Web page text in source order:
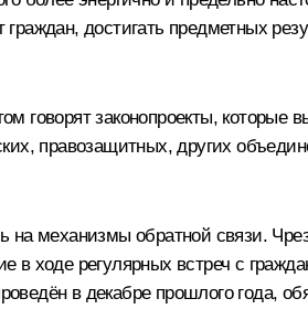
достигать предметных
говорят законопроекты,
правозащитных, других
на механизмы обратной связи.
ходе регулярных встреч с
в декабре прошлого года,